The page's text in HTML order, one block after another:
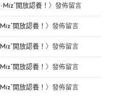
開放認養！ 〉發佈留言
開放認養！ 〉發佈留言
開放認養！ 〉發佈留言
開放認養！ 〉發佈留言
開放認養！ 〉發佈留言